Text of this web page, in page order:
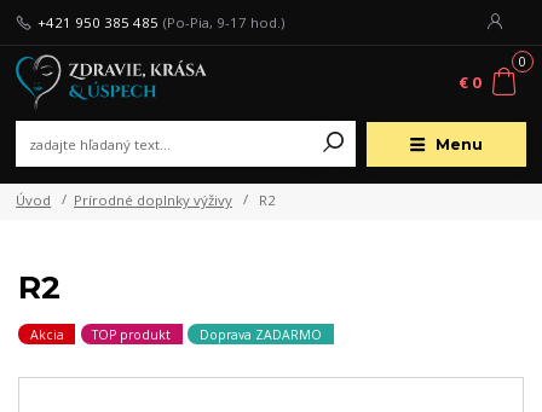
Menu
+421 950 385 485 (Po-Pia, 9-17 hod.)
0
€ 0
Úvod Prírodné doplnky výživy R2
R2
Akcia TOP produkt Doprava ZADARMO